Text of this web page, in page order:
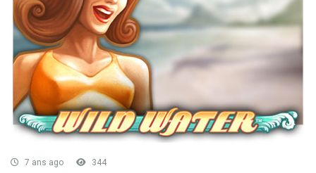
7 ans ago 344